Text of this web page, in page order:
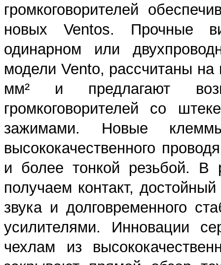
громкоговорителей
новых Ventos. Прочные
одинарном или
модели Vento, рассчитаны
мм² и предлагают
громкоговорителей со
зажимами. Новые
высококачественного
и более тонкой резьбой. В
получаем контакт,
звука и долговременного
усилителями. Инновации
чехлам из